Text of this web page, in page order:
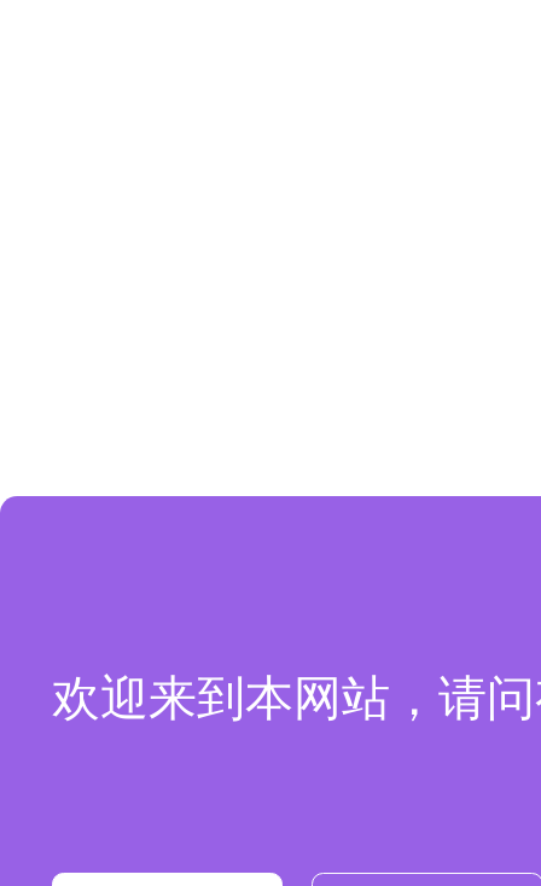
欢迎来到本网站，请